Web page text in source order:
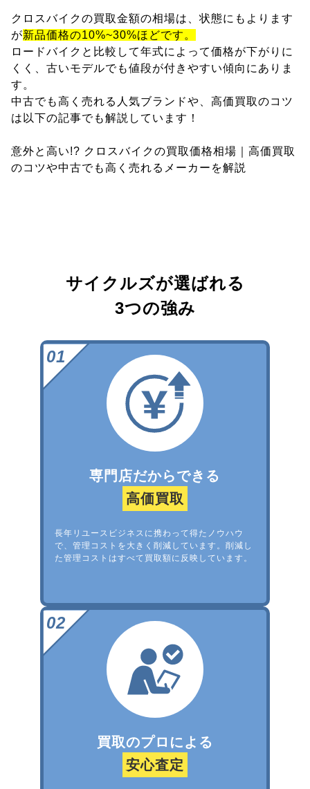
クロスバイクの買取金額の相場は、状態にもよります
が新品価格の10%~30%ほどです。
ロードバイクと比較して年式によって価格が下がりに
くく、古いモデルでも値段が付きやすい傾向にありま
す。
中古でも高く売れる人気ブランドや、高価買取のコツ
は以下の記事でも解説しています！
意外と高い!? クロスバイクの買取価格相場｜高価買取
のコツや中古でも高く売れるメーカーを解説
サイクルズが選ばれる
3つの強み
専門店だからできる
高価買取
長年リユースビジネスに携わって得たノウハウ
で、管理コストを大きく削減しています。削減し
た管理コストはすべて買取額に反映しています。
買取のプロによる
安心査定